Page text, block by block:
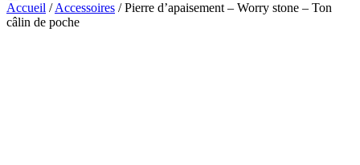
Accueil /Accessoires / Pierre d’apaisement – Worry stone – Ton
câlin de poche